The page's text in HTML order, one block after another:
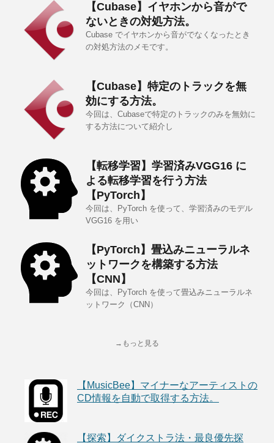
【Cubase】イヤホンから音がで
ないときの対処方法。
Cubase でイヤホンから音がでなくなったとき
の対処方法のメモです。
【Cubase】特定のトラックを無
効にする方法。
今回は、Cubaseで特定のトラックのみを無効に
する方法について紹介し
【転移学習】学習済みVGG16 に
よる転移学習を行う方法
【PyTorch】
今回は、PyTorch を使って、学習済みのモデル
VGG16 を用い
【PyTorch】畳込みニューラルネ
ットワークを構築する方法
【CNN】
今回は、PyTorch を使って畳込みニューラルネ
ットワーク（CNN）
→もっと見る
【MusicBee】マイナーなアーティストの
CD情報を自動で取得する方法。
【探索】ダイクストラ法・最良優先探